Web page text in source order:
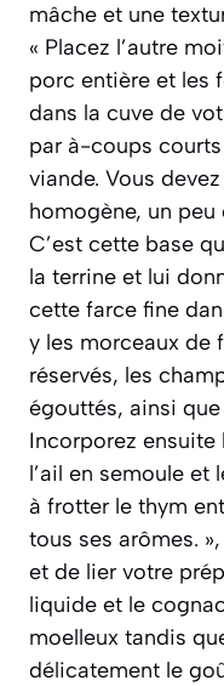
mâche et une
« Placez l’autre
porc entière et les
dans la cuve de
par à-coups
viande. Vous
homogène, un
C’est cette base
la terrine et lui
cette farce fine
y les morceaux de
réservés, les
égouttés, ainsi
Incorporez ensuite
l’ail en semoule et
à frotter le thym
tous ses arômes.
et de lier votre
liquide et le
moelleux tandis
délicatement le